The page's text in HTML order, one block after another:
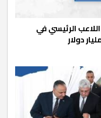
الرئيسي في